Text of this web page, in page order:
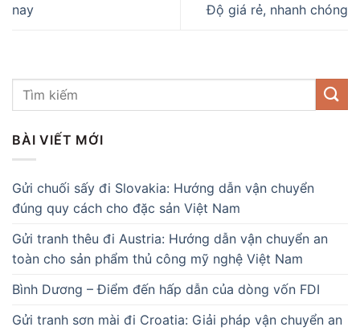
nay
Độ giá rẻ, nhanh chóng
BÀI VIẾT MỚI
Gửi chuối sấy đi Slovakia: Hướng dẫn vận chuyển
đúng quy cách cho đặc sản Việt Nam
Gửi tranh thêu đi Austria: Hướng dẫn vận chuyển an
toàn cho sản phẩm thủ công mỹ nghệ Việt Nam
Bình Dương – Điểm đến hấp dẫn của dòng vốn FDI
Gửi tranh sơn mài đi Croatia: Giải pháp vận chuyển an